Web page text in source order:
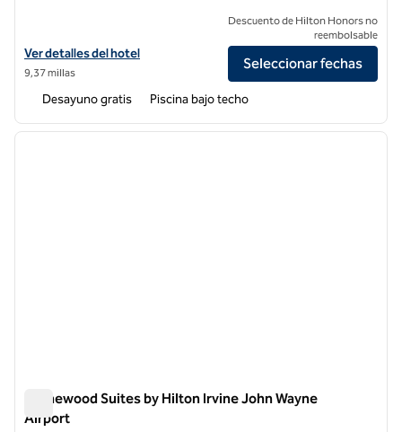
Ver detalles del hotel Embassy Suites by Hilton Irvine Orange
Ver detalles del hotel
9,37 millas
Descuento de Hilton Honors no
reembolsable
Seleccionar fechas
Desayuno gratis Piscina bajo techo
1 de 12
Homewood Suites by Hilton Irvine John Wayne
Airport